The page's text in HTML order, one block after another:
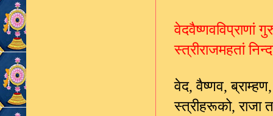
वेदवैष्णवविप्राणां
स्त्रीराजमहतां
वेद,वैष्णव,ब्राम्हण
स्त्रीहरूको,राजा